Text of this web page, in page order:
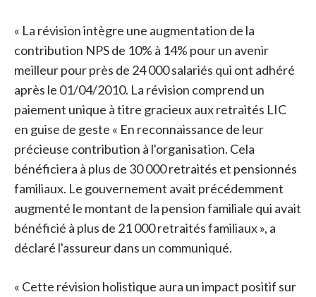
« La révision intègre une augmentation de la
contribution NPS de 10% à 14% pour un avenir
meilleur pour près de 24 000 salariés qui ont adhéré
après le 01/04/2010. La révision comprend un
paiement unique à titre gracieux aux retraités LIC
en guise de geste « En reconnaissance de leur
précieuse contribution à l'organisation. Cela
bénéficiera à plus de 30 000 retraités et pensionnés
familiaux. Le gouvernement avait précédemment
augmenté le montant de la pension familiale qui avait
bénéficié à plus de 21 000 retraités familiaux », a
déclaré l'assureur dans un communiqué.
« Cette révision holistique aura un impact positif sur